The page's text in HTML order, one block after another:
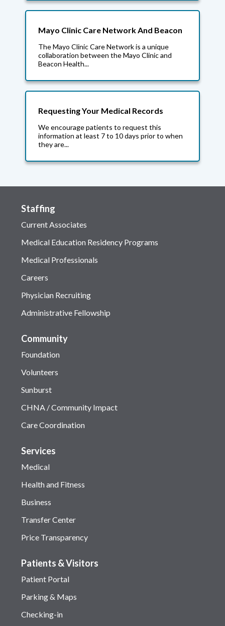
Mayo Clinic Care Network And Beacon
The Mayo Clinic Care Network is a unique
collaboration between the Mayo Clinic and
Beacon Health...
Requesting Your Medical Records
We encourage patients to request this
information at least 7 to 10 days prior to when
they are...
Staffing
Current Associates
Medical Education Residency Programs
Medical Professionals
Careers
Physician Recruiting
Administrative Fellowship
Community
Foundation
Volunteers
Sunburst
CHNA / Community Impact
Care Coordination
Services
Medical
Health and Fitness
Business
Transfer Center
Price Transparency
Patients & Visitors
Patient Portal
Parking & Maps
Checking-in